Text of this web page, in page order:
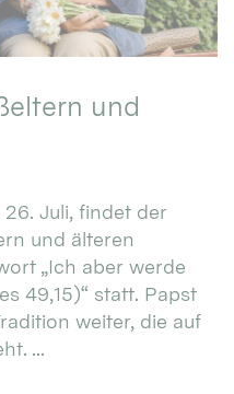
und
Juli, findet der
und älteren
„Ich aber werde
49,15)“ statt. Papst
weiter, die auf
...